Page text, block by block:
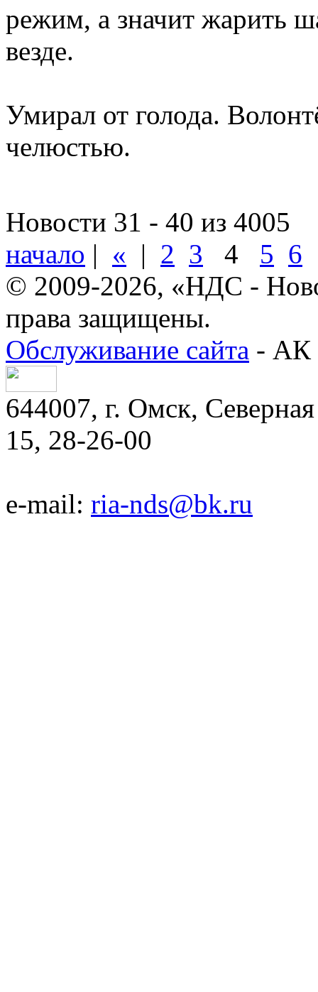
режим, а значит жарить
везде.
Умирал от голода.
челюстью.
Новости 31 - 40 из 4005
начало | « | 2 3 4 5 6
© 2009-2026, «НДС -
права защищены.
Обслуживание сайта - АК
644007, г. Омск,
15, 28-26-00
e-mail: ria-nds@bk.ru